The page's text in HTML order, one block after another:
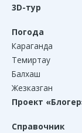
3D-тур
Погода
Караганда
Темиртау
Балхаш
Жезказган
Проект
Справочник